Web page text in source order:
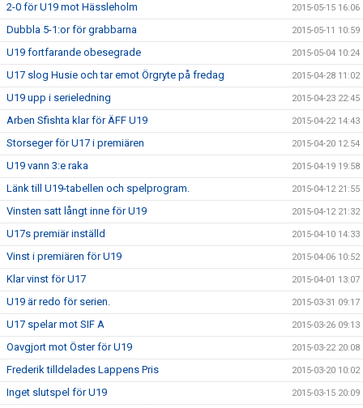
2-0 för U19 mot Hässleholm 2015-05-15 16:06
Dubbla 5-1:or för grabbarna 2015-05-11 10:59
U19 fortfarande obesegrade 2015-05-04 10:24
U17 slog Husie och tar emot Örgryte på fredag 2015-04-28 11:02
U19 upp i serieledning 2015-04-23 22:45
Arben Sfishta klar för ÄFF U19 2015-04-22 14:43
Storseger för U17 i premiären 2015-04-20 12:54
U19 vann 3:e raka 2015-04-19 19:58
Länk till U19-tabellen och spelprogram. 2015-04-12 21:55
Vinsten satt långt inne för U19 2015-04-12 21:32
U17s premiär inställd 2015-04-10 14:33
Vinst i premiären för U19 2015-04-06 10:52
Klar vinst för U17 2015-04-01 13:07
U19 är redo för serien. 2015-03-31 09:17
U17 spelar mot SIF A 2015-03-26 09:13
Oavgjort mot Öster för U19 2015-03-22 20:08
Frederik tilldelades Lappens Pris 2015-03-20 10:02
Inget slutspel för U19 2015-03-15 20:09